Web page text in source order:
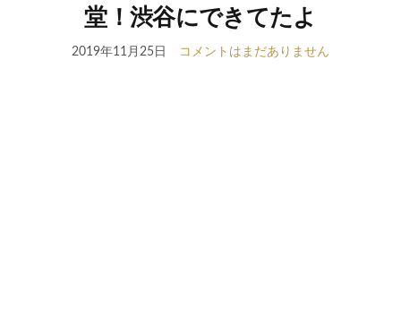
堂！渋谷にできてたよ
2019年11月25日 コメントはまだありません